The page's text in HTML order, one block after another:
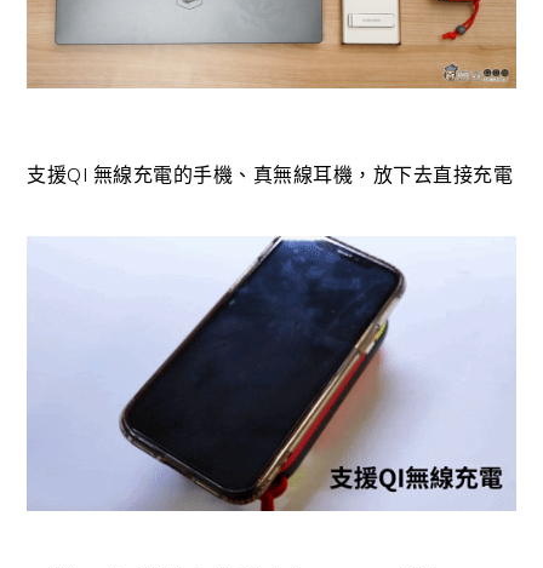
支援QI 無線充電的手機、真無線耳機，放下去直接充電